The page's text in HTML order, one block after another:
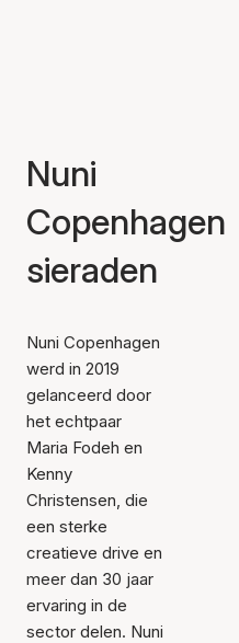
Nuni
Copenhagen
sieraden
Nuni Copenhagen
werd in 2019
gelanceerd door
het echtpaar
Maria Fodeh en
Kenny
Christensen, die
een sterke
creatieve drive en
meer dan 30 jaar
ervaring in de
sector delen. Nuni